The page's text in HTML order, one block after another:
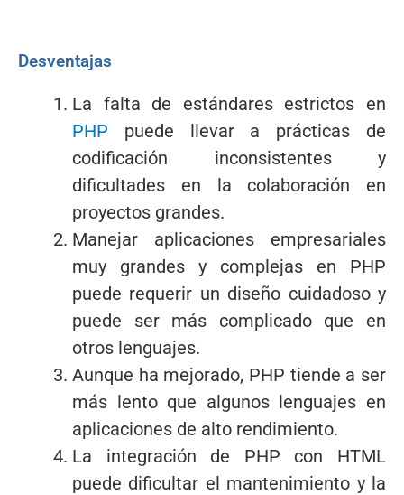
Desventajas
La falta de estándares estrictos en
PHP puede llevar a prácticas de
codificación inconsistentes y
dificultades en la colaboración en
proyectos grandes.
Manejar aplicaciones empresariales
muy grandes y complejas en PHP
puede requerir un diseño cuidadoso y
puede ser más complicado que en
otros lenguajes.
Aunque ha mejorado, PHP tiende a ser
más lento que algunos lenguajes en
aplicaciones de alto rendimiento.
La integración de PHP con HTML
puede dificultar el mantenimiento y la